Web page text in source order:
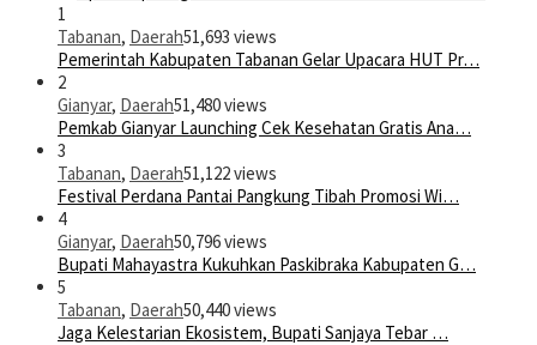
1
Tabanan, Daerah51,693 views
Pemerintah Kabupaten Tabanan Gelar Upacara HUT Pr…
2
Gianyar, Daerah51,480 views
Pemkab Gianyar Launching Cek Kesehatan Gratis Ana…
3
Tabanan, Daerah51,122 views
Festival Perdana Pantai Pangkung Tibah Promosi Wi…
4
Gianyar, Daerah50,796 views
Bupati Mahayastra Kukuhkan Paskibraka Kabupaten G…
5
Tabanan, Daerah50,440 views
Jaga Kelestarian Ekosistem, Bupati Sanjaya Tebar …